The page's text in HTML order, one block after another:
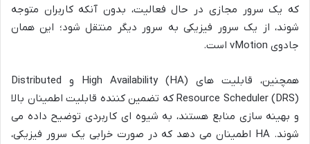
که یک سرور مجازی در حال فعالیت، بدون آنکه کاربران متوجه
شوند، از یک سرور فیزیکی به سرور دیگر منتقل شود؛ این همان
جادوی vMotion است.
همچنین، قابلیت های High Availability (HA) و Distributed
Resource Scheduler (DRS) که تضمین کننده قابلیت اطمینان بالا
و بهینه سازی منابع هستند، به شیوه ای کاربردی توضیح داده می
شوند. HA اطمینان می دهد که در صورت خرابی یک سرور فیزیکی،